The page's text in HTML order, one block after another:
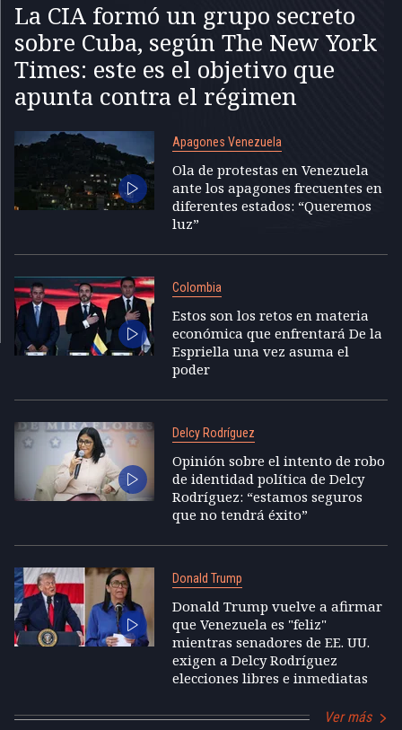
La CIA formó un grupo secreto
sobre Cuba, según The New York
Times: este es el objetivo que
apunta contra el régimen
Apagones Venezuela
Ola de protestas en Venezuela
ante los apagones frecuentes en
diferentes estados: “Queremos
luz”
Colombia
Estos son los retos en materia
económica que enfrentará De la
Espriella una vez asuma el
poder
Delcy Rodríguez
Opinión sobre el intento de robo
de identidad política de Delcy
Rodríguez: “estamos seguros
que no tendrá éxito”
Donald Trump
Donald Trump vuelve a afirmar
que Venezuela es "feliz"
mientras senadores de EE. UU.
exigen a Delcy Rodríguez
elecciones libres e inmediatas
Ver más